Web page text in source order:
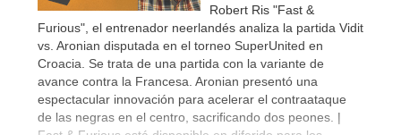
Robert Ris "Fast &
Furious", el entrenador neerlandés analiza la partida Vidit
vs. Aronian disputada en el torneo SuperUnited en
Croacia. Se trata de una partida con la variante de
avance contra la Francesa. Aronian presentó una
espectacular innovación para acelerar el contraataque
de las negras en el centro, sacrificando dos peones. |